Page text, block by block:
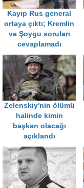
Kayıp Rus general
ortaya çıktı; Kremlin
ve Şoygu soruları
cevaplamadı
Zelenskiy'nin ölümü
halinde kimin
başkan olacağı
açıklandı